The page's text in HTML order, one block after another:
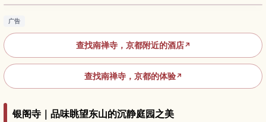
广告
查找南禅寺，京都附近的酒店↗
查找南禅寺，京都的体验↗
银阁寺｜品味眺望东山的沉静庭园之美